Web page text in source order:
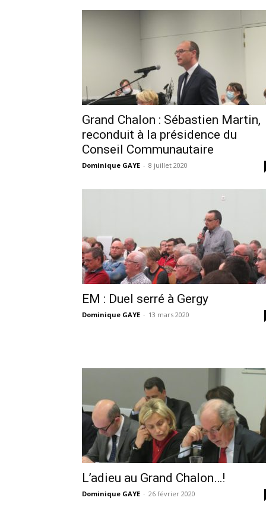
Grand Chalon : Sébastien Martin,
reconduit à la présidence du
Conseil Communautaire
Dominique GAYE - 8 juillet 2020
EM : Duel serré à Gergy
Dominique GAYE - 13 mars 2020
L’adieu au Grand Chalon…!
Dominique GAYE - 26 février 2020